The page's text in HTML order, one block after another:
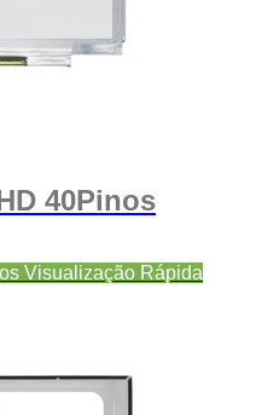
40Pinos
Visualização Rápida